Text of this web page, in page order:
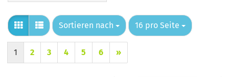
Sortieren nach
Sortieren nach 16 pro Seite
pro Seite
1 2 3 4 5 6 »